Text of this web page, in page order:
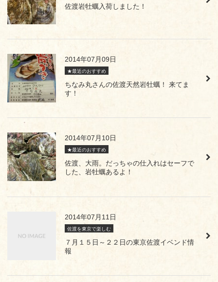
佐渡岩牡蠣入荷しました！
2014年07月09日
★最近のおすすめ
ちなみ丸さんの佐渡天然岩牡蠣！ 来てま
す！
2014年07月10日
★最近のおすすめ
佐渡、大雨。だっちゃの仕入れはセーフで
した、岩牡蠣あるよ！
2014年07月11日
佐渡を東京で楽しむ
７月１５日～２２日の東京佐渡イベンド情
報